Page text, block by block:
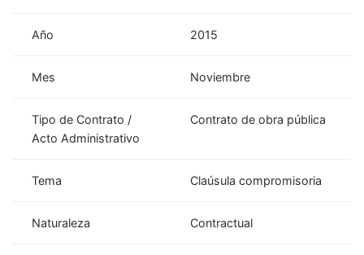
Año 2015
Mes Noviembre
Tipo de Contrato /
Acto Administrativo
Contrato de obra pública
Tema Claúsula compromisoria
Naturaleza Contractual